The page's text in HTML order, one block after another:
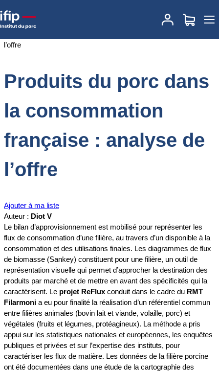
Accueil
Produits du porc dans la consommation
française : analyse de l’offre
Produits du porc dans
la consommation
française : analyse de
l’offre
Ajouter à ma liste
Auteur : Diot V
Le bilan d’approvisionnement est mobilisé pour représenter les
flux de consommation d’une filière, au travers d’un disponible à la
consommation et des utilisations finales. Les diagrammes de flux
de biomasse (Sankey) constituent pour une filière, un outil de
représentation visuelle qui permet d’approcher la destination des
produits par marché et de mettre en avant des spécificités qui la
caractérisent. Le projet ReFlux conduit dans le cadre du RMT
Filarmoni a eu pour finalité la réalisation d’un référentiel commun
entre filières animales (bovin lait et viande, volaille, porc) et
végétales (fruits et légumes, protéagineux). La méthode a pris
appui sur les statistiques nationales et européennes, les enquêtes
publiques et privées et sur l’expertise des instituts, pour
caractériser les flux de matière. Les données de la filière porcine
ont été documentées dans une étude de la cartographie des